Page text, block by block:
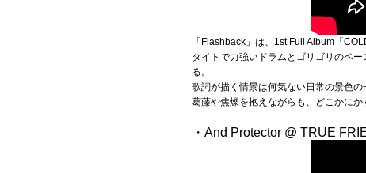
「Flashback」は、1st Full Album「
タイトで力強いドラムとゴリゴリのベ
る。
歌詞が描く情景は何気ない日常の景色
葛藤や焦燥を抱えながらも、どこかに
・And Protector @ TRUE